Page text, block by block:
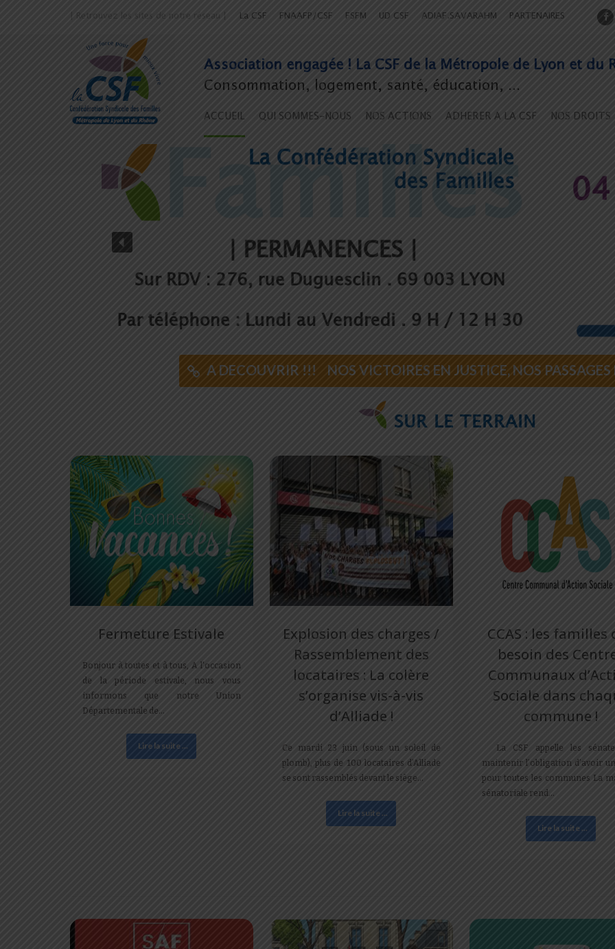
| Retrouvez les sites de notre réseau | La CSF FNAAFP/CSF FSFM UD CSF ADIAF.SAVARAHM PARTENAIRES
Association engagée ! La CSF de la Métropole de Lyon et du
Consommation, logement, santé, éducation, ...
ACCUEIL QUI SOMMES-NOUS NOS ACTIONS ADHERER A LA CSF NOS DROITS
A DECOUVRIR !!! NOS VICTOIRES EN JUSTICE, NOS PASSAGES
Fermeture Estivale
Bonjour à toutes et à tous, A l'occasion
de la période estivale, nous vous
informons que notre Union
Départementale de…
Lire la suite ...
Explosion des charges /
Rassemblement des
locataires : La colère
s’organise vis-à-vis
d’Alliade !
Ce mardi 23 juin (sous un soleil de
plomb), plus de 100 locataires d’Alliade
se sont rassemblés devant le siège…
Lire la suite ...
CCAS : les familles
besoin des
Communaux
Sociale dans
commune !
La CSF appelle les
maintenir l’obligation d’avoir un
pour toutes les communes La
sénatoriale rend…
Lire la suite ...